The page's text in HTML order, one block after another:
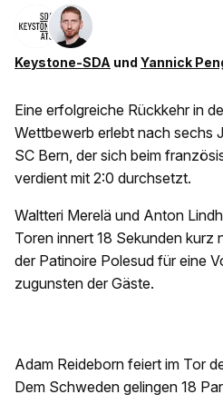
Keystone-SDA und Yannick
Eine erfolgreiche Rückkehr in
Wettbewerb erlebt nach sechs
SC Bern, der sich beim
verdient mit 2:0 durchsetzt.
Waltteri Merelä und Anton
Toren innert 18 Sekunden kurz
der Patinoire Polesud für eine
zugunsten der Gäste.
Adam Reideborn feiert im Tor
Dem Schweden gelingen 18